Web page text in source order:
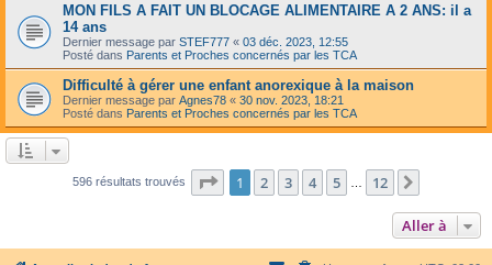
MON FILS A FAIT UN BLOCAGE ALIMENTAIRE A 2 ANS: il a
14 ans
Dernier message par STEF777 « 03 déc. 2023, 12:55
Posté dans Parents et Proches concernés par les TCA
Difficulté à gérer une enfant anorexique à la maison
Dernier message par Agnes78 « 30 nov. 2023, 18:21
Posté dans Parents et Proches concernés par les TCA
596 résultats trouvés Page 1sur12
1 2 3 4 5 12
Aller à